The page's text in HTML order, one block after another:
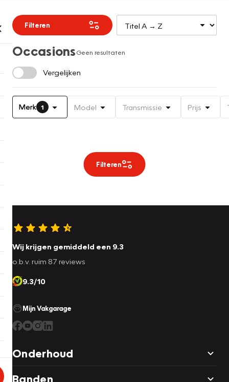
Filteren
OccasionsGeen resultaten
Vergelijken
Merk 1 Model Transmissie Prijs
Filteren
Wij krijgen gemiddeld een 9.3
o.b.v. ruim 87 reviews
9.3/10
Mijn Vakgarage
Onderhoud
Banden